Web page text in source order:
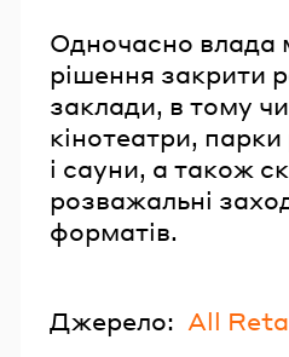
Одночасно влада
рішення закрити
заклади, в тому
кінотеатри,
і сауни, а також
розважальні
форматів.
Джерело: All